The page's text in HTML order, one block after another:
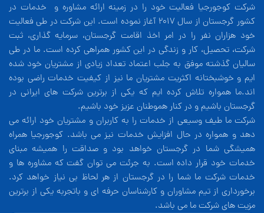
شرکت کوجورجیا فعالیت خود را در زمینه ارائه مشاوره و خدمات در
کشور گرجستان از سال 2017 آغاز نموده است. این شرکت در طی فعالیت
خود هزاران نفر را در امر اخذ اقامت گرجستان، سرمایه گذاری، ثبت
شرکت، تحصیل، کار و زندگی در این کشور همراهی کرده است. ما در طی
سالیان گذشته موفق به جلب اعتماد تعداد زیادی از مشتریان خود شده
ایم و خوشبختانه اکثریت مشتریان ما نیز از کیفیت خدمات راضی بوده
اند.ما همواره تلاش کرده ایم که یکی از برترین شرکت های ایرانی در
گرجستان باشیم و در کنار هموطنان عزیز خود باشیم.
شرکت ما طیف وسیعی از خدمات را به کاربران و مشتریان خود ارائه می
دهد و همواره در حال افزایش خدمات نیز می باشد. کوجورجیا همراه
همیشگی شما در گرجستان خواهد بود و صداقت را همیشه مبنای
خدمات خود قرار داده است. به جرئت می توان گفت که مشاوره ها و
خدمات شرکت ما شما را در گرجستان از هر لحاظ بی نیاز خواهد کرد.
برخورداری از تیم مشاوران و کارشناسان حرفه ای و باتجربه یکی از برترین
مزیت های شرکت ما می باشد.